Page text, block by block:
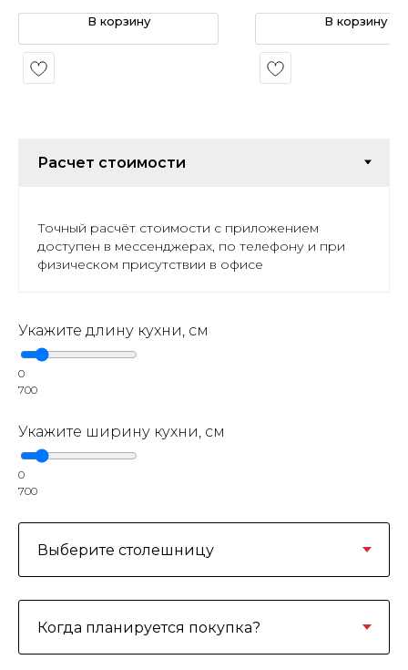
В корзину В корзину
Точный расчёт стоимости с приложением
доступен в мессенджерах, по телефону и при
физическом присутствии в офисе
Укажите длину кухни, см
0
700
Укажите ширину кухни, см
0
700